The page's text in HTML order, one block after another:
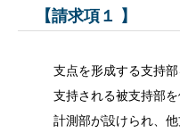
【請求項１ 】
支点を形成する支持
支持される被支持部
計測部が設けられ、